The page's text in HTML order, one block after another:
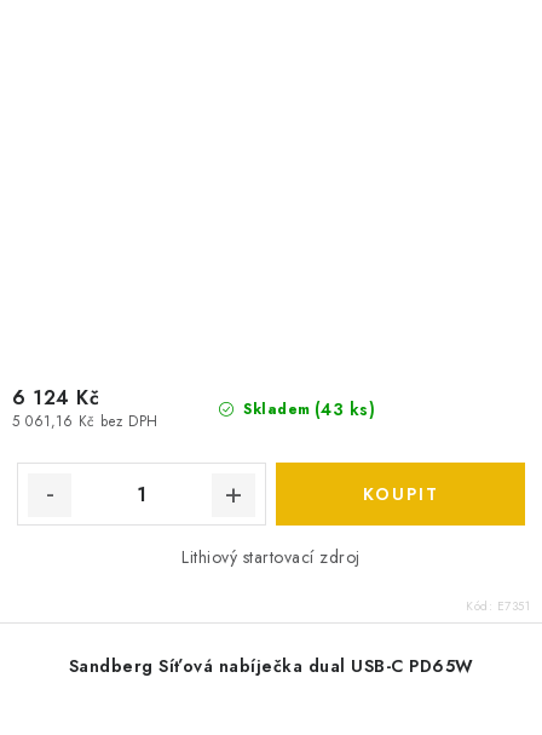
Skladem (43 ks)
5 061,16 Kč bez DPH
6 124 Kč
Lithiový startovací zdroj
Kód: E7351
Sandberg Síťová nabíječka dual USB-C PD65W